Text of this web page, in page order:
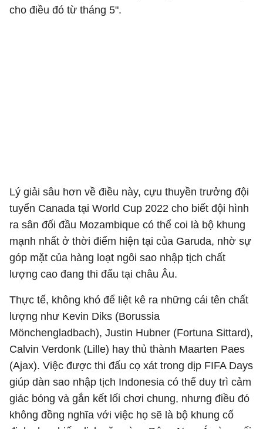
cho điều đó từ tháng 5".
Lý giải sâu hơn về điều này, cựu thuyền trưởng đội
tuyển Canada tại World Cup 2022 cho biết đội hình
ra sân đối đầu Mozambique có thể coi là bộ khung
mạnh nhất ở thời điểm hiện tại của Garuda, nhờ sự
góp mặt của hàng loạt ngôi sao nhập tịch chất
lượng cao đang thi đấu tại châu Âu.
Thực tế, không khó để liệt kê ra những cái tên chất
lượng như Kevin Diks (Borussia
Mönchengladbach), Justin Hubner (Fortuna Sittard),
Calvin Verdonk (Lille) hay thủ thành Maarten Paes
(Ajax). Việc được thi đấu cọ xát trong dịp FIFA Days
giúp dàn sao nhập tịch Indonesia có thể duy trì cảm
giác bóng và gắn kết lối chơi chung, nhưng điều đó
không đồng nghĩa với việc họ sẽ là bộ khung cố